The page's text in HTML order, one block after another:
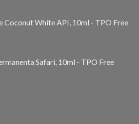
Coconut White API, 10ml - TPO Free
Safari, 10ml - TPO Free